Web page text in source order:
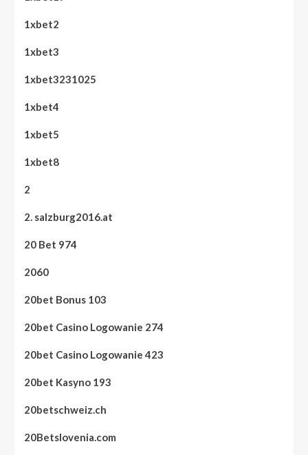
1xbet2
1xbet3
1xbet3231025
1xbet4
1xbet5
1xbet8
2
2. salzburg2016.at
20 Bet 974
2060
20bet Bonus 103
20bet Casino Logowanie 274
20bet Casino Logowanie 423
20bet Kasyno 193
20betschweiz.ch
20Betslovenia.com